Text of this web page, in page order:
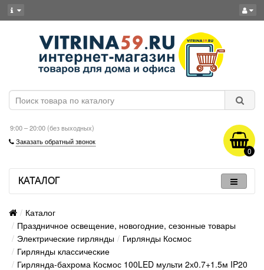
9:00 – 20:00 (без выходных)
Заказать обратный звонок
0
КАТАЛОГ
Каталог
Праздничное освещение, новогодние, сезонные товары
Электрические гирлянды
Гирлянды Космос
Гирлянды классические
Гирлянда-бахрома Космос 100LED мульти 2х0.7+1.5м IP20